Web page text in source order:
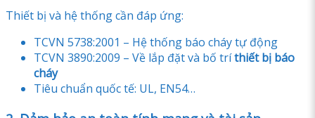
Thiết bị và hệ thống cần đáp ứng:
TCVN 5738:2001 – Hệ thống báo cháy tự động
TCVN 3890:2009 – Về lắp đặt và bố tríthiết bị báo
cháy
Tiêu chuẩn quốc tế: UL, EN54…